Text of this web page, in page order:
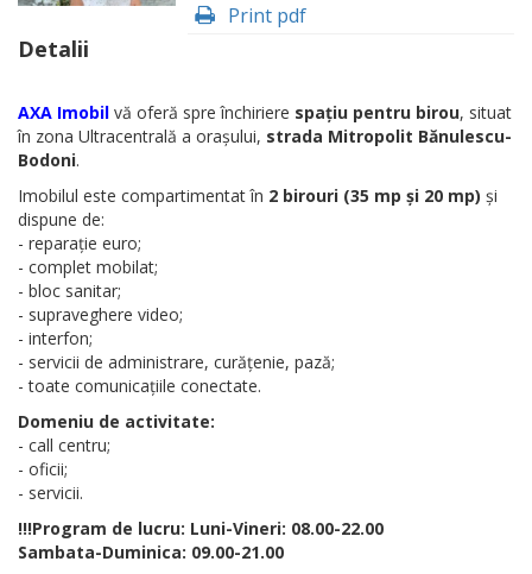
Print pdf
Detalii
AXA Imobil vă oferă spre închiriere spațiu pentru birou, situat
în zona Ultracentrală a orașului, strada Mitropolit Bănulescu-
Bodoni.
Imobilul este compartimentat în 2 birouri (35 mp și 20 mp) și
dispune de:
- reparație euro;
- complet mobilat;
- bloc sanitar;
- supraveghere video;
- interfon;
- servicii de administrare, curățenie, pază;
- toate comunicațiile conectate.
Domeniu de activitate:
- call centru;
- oficii;
- servicii.
!!!Program de lucru: Luni-Vineri: 08.00-22.00
Sambata-Duminica: 09.00-21.00